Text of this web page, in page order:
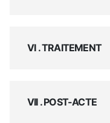
VI . TRAITEMENT
VII . POST-ACTE